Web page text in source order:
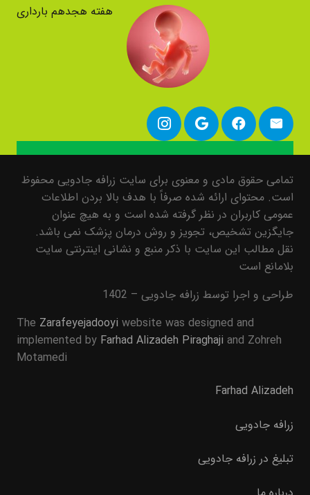
هفته هجدهم بارداری
تمامی حقوق مادی و معنوی برای سایت زرافه جادویی محفوظ
است. محتوای ارائه شده صرفاً با هدف بالا بردن اطلاعات
عمومی کاربران در نظر گرفته شده است و به هیچ عنوان
جایگزین تشخیص، تجویز و روش درمان پزشک نمی باشد.
نقل مطالب این سایت با ذکر منبع و نشانی اینترنتی سایت
بلامانع است
طراحی و اجرا توسط زرافه جادویی – 1402
The Zarafeyejadooyi website was designed and
implemented by Farhad Alizadeh Piraghaji and Zohreh
Motamedi
Farhad Alizadeh
زرافه جادویی
تبلیغ در زرافه جادویی